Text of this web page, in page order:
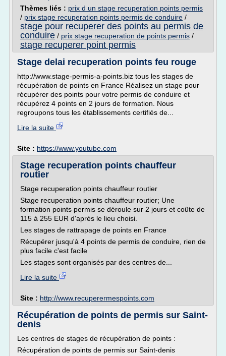
Thèmes liés : prix d un stage recuperation points permis
/ prix stage recuperation points permis de conduire /
stage pour recuperer des points au permis de
conduire / prix stage recuperation de points permis /
stage recuperer point permis
Stage delai recuperation points feu rouge
http://www.stage-permis-a-points.biz tous les stages de
récupération de points en France Réalisez un stage pour
récupérer des points pour votre permis de conduire et
récupérez 4 points en 2 jours de formation. Nous
regroupons tous les établissements certifiés de...
Lire la suite
Site : https://www.youtube.com
Stage recuperation points chauffeur
routier
Stage recuperation points chauffeur routier
Stage recuperation points chauffeur routier; Une
formation points permis se déroule sur 2 jours et coûte de
115 à 255 EUR d'après le lieu choisi.
Les stages de rattrapage de points en France
Récupérer jusqu'à 4 points de permis de conduire, rien de
plus facile c'est facile
Les stages sont organisés par des centres de...
Lire la suite
Site : http://www.recuperermespoints.com
Récupération de points de permis sur Saint-
denis
Les centres de stages de récupération de points :
Récupération de points de permis sur Saint-denis